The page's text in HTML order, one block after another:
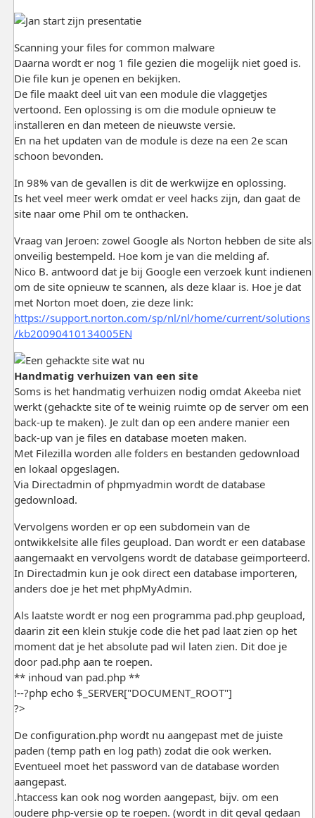
Scanning your files for common malware
Daarna wordt er nog 1 file gezien die mogelijk niet goed is.
Die file kun je openen en bekijken.
De file maakt deel uit van een module die vlaggetjes
vertoond. Een oplossing is om die module opnieuw te
installeren en dan meteen de nieuwste versie.
En na het updaten van de module is deze na een 2e scan
schoon bevonden.
In 98% van de gevallen is dit de werkwijze en oplossing.
Is het veel meer werk omdat er veel hacks zijn, dan gaat de
site naar ome Phil om te onthacken.
Vraag van Jeroen: zowel Google als Norton hebben de site als
onveilig bestempeld. Hoe kom je van die melding af.
Nico B. antwoord dat je bij Google een verzoek kunt indienen
om de site opnieuw te scannen, als deze klaar is. Hoe je dat
met Norton moet doen, zie deze link:
https://support.norton.com/sp/nl/nl/home/current/solutions
/kb20090410134005EN
Handmatig verhuizen van een site
Soms is het handmatig verhuizen nodig omdat Akeeba niet
werkt (gehackte site of te weinig ruimte op de server om een
back-up te maken). Je zult dan op een andere manier een
back-up van je files en database moeten maken.
Met Filezilla worden alle folders en bestanden gedownload
en lokaal opgeslagen.
Via Directadmin of phpmyadmin wordt de database
gedownload.
Vervolgens worden er op een subdomein van de
ontwikkelsite alle files geupload. Dan wordt er een database
aangemaakt en vervolgens wordt de database geïmporteerd.
In Directadmin kun je ook direct een database importeren,
anders doe je het met phpMyAdmin.
Als laatste wordt er nog een programma pad.php geupload,
daarin zit een klein stukje code die het pad laat zien op het
moment dat je het absolute pad wil laten zien. Dit doe je
door pad.php aan te roepen.
** inhoud van pad.php **
!--?php echo $_SERVER["DOCUMENT_ROOT"]
?>
De configuration.php wordt nu aangepast met de juiste
paden (temp path en log path) zodat die ook werken.
Eventueel moet het password van de database worden
aangepast.
.htaccess kan ook nog worden aangepast, bijv. om een
oudere php-versie op te roepen. (wordt in dit geval gedaan